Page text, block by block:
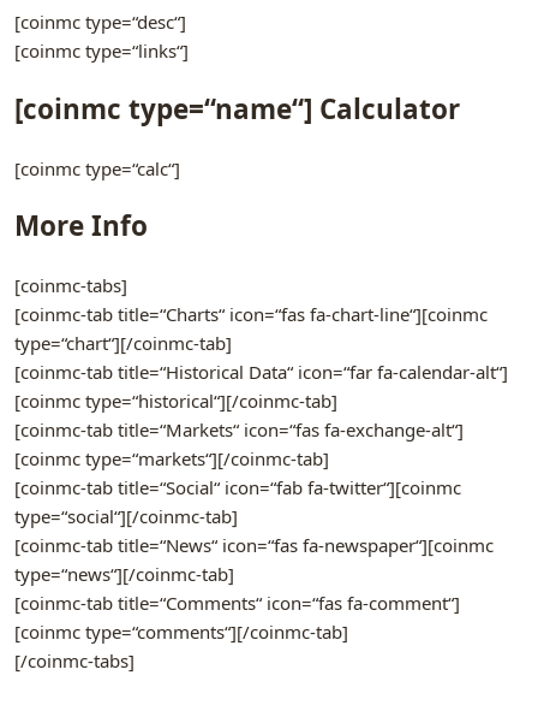
[coinmc type=“desc“]
[coinmc type=“links“]
[coinmc type=“name“] Calculator
[coinmc type=“calc“]
More Info
[coinmc-tabs]
[coinmc-tab title=“Charts“ icon=“fas fa-chart-line“][coinmc
type=“chart“][/coinmc-tab]
[coinmc-tab title=“Historical Data“ icon=“far fa-calendar-alt“]
[coinmc type=“historical“][/coinmc-tab]
[coinmc-tab title=“Markets“ icon=“fas fa-exchange-alt“]
[coinmc type=“markets“][/coinmc-tab]
[coinmc-tab title=“Social“ icon=“fab fa-twitter“][coinmc
type=“social“][/coinmc-tab]
[coinmc-tab title=“News“ icon=“fas fa-newspaper“][coinmc
type=“news“][/coinmc-tab]
[coinmc-tab title=“Comments“ icon=“fas fa-comment“]
[coinmc type=“comments“][/coinmc-tab]
[/coinmc-tabs]